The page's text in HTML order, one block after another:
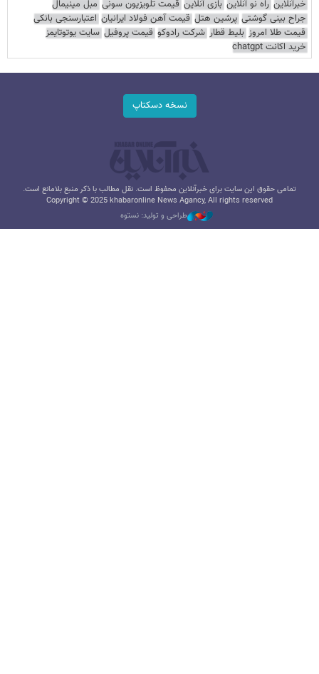
خبرآنلاین راه نو آنلاین بازی آنلاین قیمت تلویزیون سونی مبل مینیمال
جراح بینی گوشتی پرشین هتل قیمت آهن فولاد ایرانیان اعتبارسنجی بانکی
قیمت طلا امروز بلیط قطار شرکت رادوکو قیمت پروفیل سایت یوتوتایمز
خرید اکانت chatgpt
نسخه دسکتاپ
تمامی حقوق این سایت برای خبرآنلاین محفوظ است. نقل مطالب با ذکر منبع بلامانع است.
Copyright © 2025 khabaronline News Agancy, All rights reserved
طراحی و تولید: نستوه